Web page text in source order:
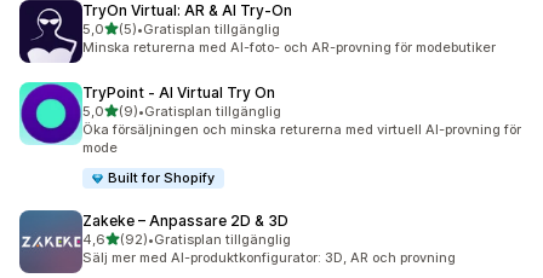
TryOn Virtual: AR & AI Try‑On
5,0av 5 stjärnor
(5)
5 recensioner totalt
•Gratisplan tillgänglig
Minska returerna med AI-foto- och AR-provning för modebutiker
TryPoint ‑ AI Virtual Try On
5,0av 5 stjärnor
(9)
9 recensioner totalt
•Gratisplan tillgänglig
Öka försäljningen och minska returerna med virtuell AI-provning för
mode
Built for Shopify
Zakeke – Anpassare 2D & 3D
4,6av 5 stjärnor
(92)
92 recensioner totalt
•Gratisplan tillgänglig
Sälj mer med AI-produktkonfigurator: 3D, AR och provning